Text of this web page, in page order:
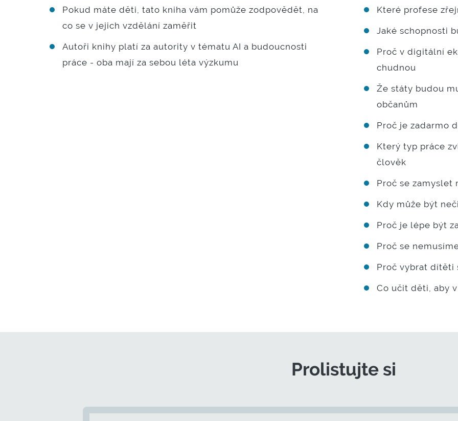
Pokud máte děti, tato kniha vám pomůže zodpovědět, na
co se v jejich vzdělání zaměřit
Autoři knihy platí za autority v tématu AI a budoucnosti
práce - oba mají za sebou léta výzkumu
Které profese
Jaké schopnosti
Proč v digitální
chudnou
Že státy budou
občanům
Proč je zadarmo
Který typ práce
člověk
Proč se zamyslet
Kdy může být
Proč je lépe být
Proč se
Proč vybrat dítěti
Co učit děti, aby
Prolistujte si